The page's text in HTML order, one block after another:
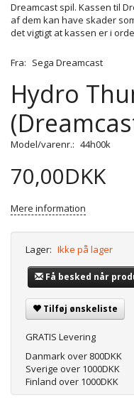
Dreamcast spil. Kassen til
af dem kan have skader
det vigtigt at kassen er i
Fra: Sega Dreamcast
Hydro
Model/varenr.: 44h00k
70,00DKK
Mere information
Lager: Ikke på lager
Få besked når
Tilføj ønskeliste
GRATIS Levering
Danmark over 800DKK
Sverige over 1000DKK
Finland over 1000DKK